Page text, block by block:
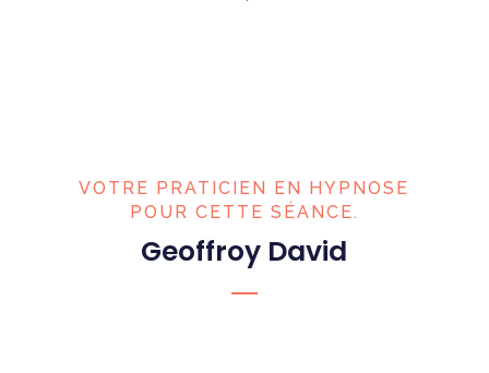
VOTRE PRATICIEN EN HYPNOSE
POUR CETTE SÉANCE.
Geoffroy David